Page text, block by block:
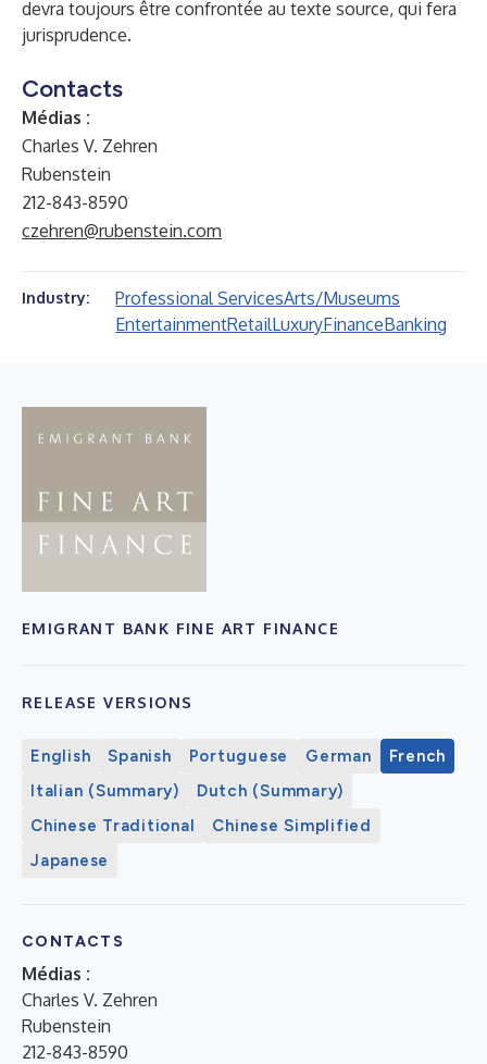
devra toujours être confrontée au texte source, qui fera
jurisprudence.
Contacts
Médias :
Charles V. Zehren
Rubenstein
212-843-8590
czehren@rubenstein.com
Industry: Professional ServicesArts/Museums
EntertainmentRetailLuxuryFinanceBanking
EMIGRANT BANK FINE ART FINANCE
RELEASE VERSIONS
English Spanish Portuguese German
French
Italian (Summary)
Dutch (Summary)
Chinese Traditional
Chinese Simplified
Japanese
CONTACTS
Médias :
Charles V. Zehren
Rubenstein
212-843-8590